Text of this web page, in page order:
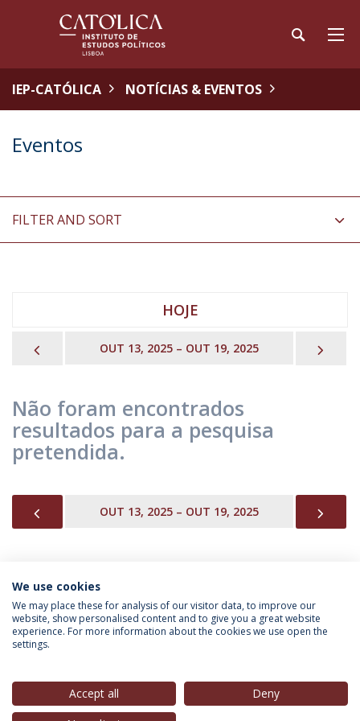
IEP-CATÓLICA NOTÍCIAS & EVENTOS
Eventos
FILTER AND SORT
HOJE
PREVIOUSOUT 13, 2025 – OUT 19, 2025
Não foram encontrados
resultados para a pesquisa
pretendida.
PREVIOUSOUT 13, 2025 – OUT 19, 2025
INFORMAÇÃO PARA
We use cookies
We may place these for analysis of our visitor data, to improve our
website, show personalised content and to give you a great website
experience. For more information about the cookies we use open the
settings.
Accept all
Deny